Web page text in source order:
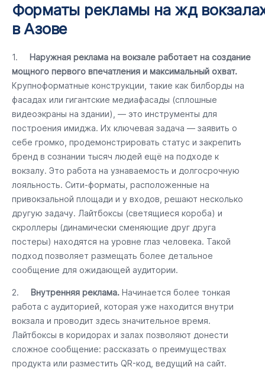
Форматы рекламы на жд
в Азове
1. Наружная реклама на вокзале работает на создание
мощного первого впечатления и максимальный охват.
Крупноформатные конструкции, такие как билборды на
фасадах или гигантские медиафасады (сплошные
видеоэкраны на здании), — это инструменты для
построения имиджа. Их ключевая задача — заявить о
себе громко, продемонстрировать статус и закрепить
бренд в сознании тысяч людей ещё на подходе к
вокзалу. Это работа на узнаваемость и долгосрочную
лояльность. Сити-форматы, расположенные на
привокзальной площади и у входов, решают несколько
другую задачу. Лайтбоксы (светящиеся короба) и
скроллеры (динамически сменяющие друг друга
постеры) находятся на уровне глаз человека. Такой
подход позволяет размещать более детальное
сообщение для ожидающей аудитории.
2. Внутренняя реклама. Начинается более тонкая
работа с аудиторией, которая уже находится внутри
вокзала и проводит здесь значительное время.
Лайтбоксы в коридорах и залах позволяют донести
сложное сообщение: рассказать о преимуществах
продукта или разместить QR-код, ведущий на сайт.